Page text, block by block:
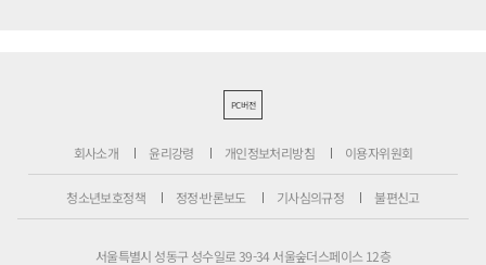
PC버전
회사소개 윤리강령 개인정보처리방침 이용자위원회
청소년보호정책 정정·반론보도 기사심의규정 불편신고
서울특별시 성동구 성수일로 39-34 서울숲더스페이스 12층